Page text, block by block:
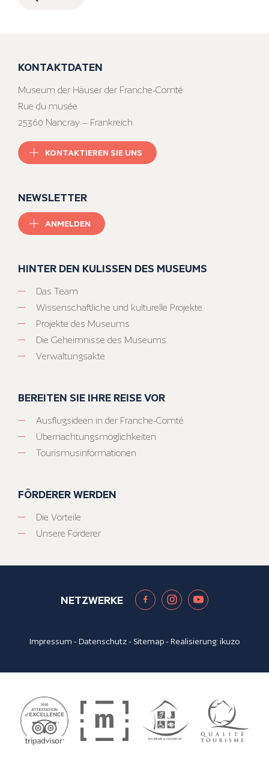
KONTAKTDATEN
Museum der Häuser der Franche-Comté
Rue du musée
25360 Nancray – Frankreich
KONTAKTIEREN SIE UNS
NEWSLETTER
ANMELDEN
HINTER DEN KULISSEN DES MUSEUMS
Das Team
Wissenschaftliche und kulturelle Projekte
Projekte des Museums
Die Geheimnisse des Museums
Verwaltungsakte
BEREITEN SIE IHRE REISE VOR
Ausflugsideen in der Franche-Comté
Übernachtungsmöglichkeiten
Tourismusinformationen
FÖRDERER WERDEN
Die Vorteile
Unsere Förderer
NETZWERKE
Impressum -Datenschutz- Sitemap- Realisierung:ikuzo